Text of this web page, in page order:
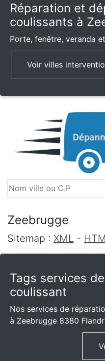
Réparation et
coulissants à
Porte, fenêtre, veranda
Voir villes
Zeebrugge
Sitemap : XML -
Tags services
coulissant
Nos services de
à Zeebrugge 8380